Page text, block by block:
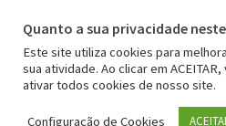
Quanto a sua privacidade
Este site utiliza cookies para
sua atividade. Ao clicar em
ativar todos cookies de nosso site.
Configuração de Cookies